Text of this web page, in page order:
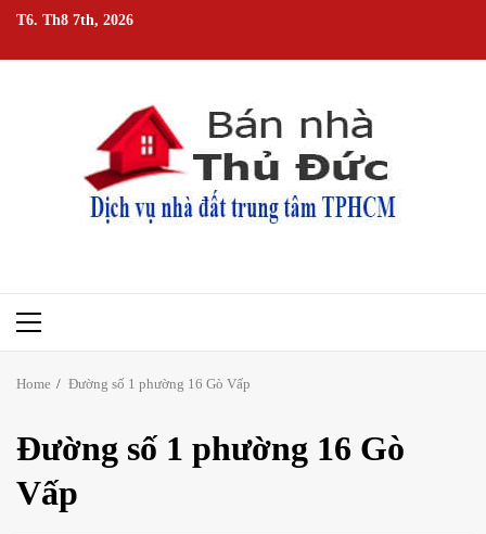
Skip
content
T6. Th8 7th, 2026
Primary
Home Đường số 1 phường 16 Gò Vấp
Đường số 1 phường 16 Gò
Vấp